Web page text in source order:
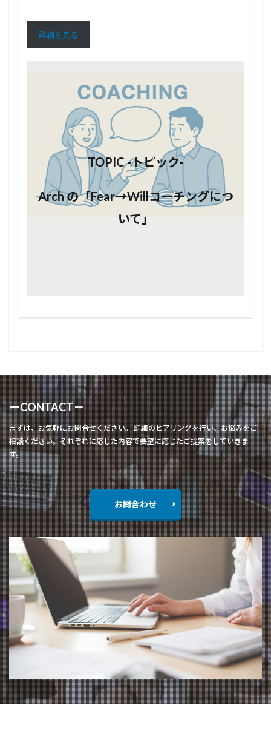
詳細を見る
TOPIC -トピック-
Arch の「Fear→Willコーチングにつ
いて」
ーCONTACT－
まずは、お気軽にお問合せください。 詳細のヒアリングを行い、お悩みをご
相談ください。それぞれに応じた内容で要望に応じたご提案をしていきま
す。
お問合わせ